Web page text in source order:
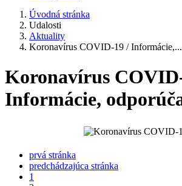
Úvodná stránka
Udalosti
Aktuality
Koronavírus COVID-19 / Informácie,...
Koronavírus
Informácie,
prvá stránka
predchádzajúca stránka
1